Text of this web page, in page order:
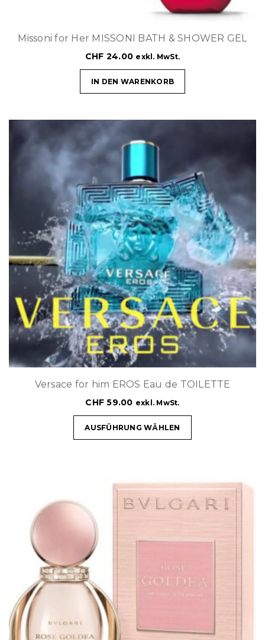
Missoni for Her MISSONI BATH & SHOWER GEL
CHF 24.00 exkl. MwSt.
IN DEN WARENKORB
Versace for him EROS Eau de TOILETTE
CHF 59.00 exkl. MwSt.
AUSFÜHRUNG WÄHLEN